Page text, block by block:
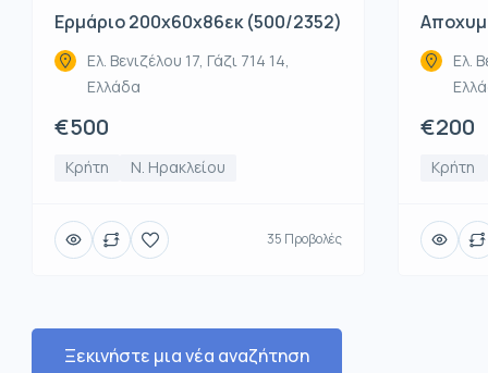
Ερμάριο 200x60x86εκ (500/2352)
Ελ. Βενιζέλου 17, Γάζι 714 14,
Ελλάδα
€500
Κρήτη Ν. Ηρακλείου
35 Προβολές
Ελ.
€200
Κρήτη
Ξεκινήστε μια νέα αναζήτηση